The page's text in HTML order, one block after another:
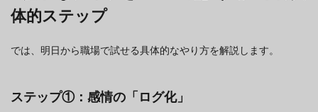
体的ステップ
では、明日から職場で試せる具体的なやり方を解説します。
ステップ①：感情の「ログ化」